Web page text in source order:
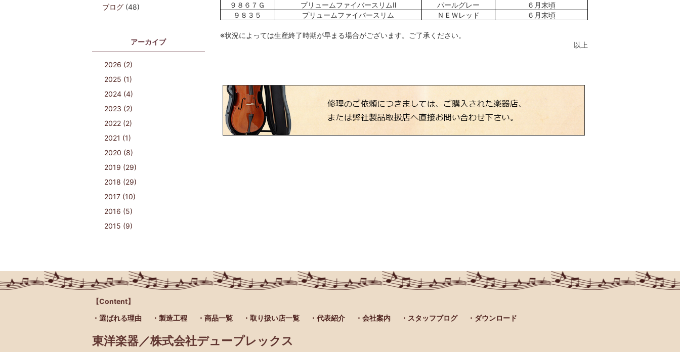
９８６７Ｇ
プリュームファイバースリムⅡ パールグレー
６月末頃
９８３５
プリュームファイバースリム ＮＥＷレッド ６月末頃
※状況によっては生産終了時期が早まる場合がございます。ご了承ください。
以上
ブログ (48)
アーカイブ
2026 (2)
2025 (1)
2024 (4)
2023 (2)
2022 (2)
2021 (1)
2020 (8)
2019 (29)
2018 (29)
2017 (10)
2016 (5)
2015 (9)
【Content】
・選ばれる理由
・製造工程 ・商品一覧 ・取り扱い店一覧 ・代表紹介 ・会社案内 ・スタッフブログ ・ダウンロード
東洋楽器／株式会社デュープレックス